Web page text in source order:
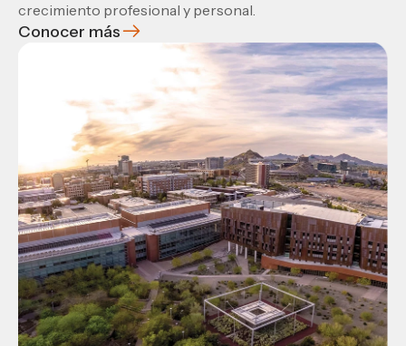
crecimiento profesional y personal.
Conocer más